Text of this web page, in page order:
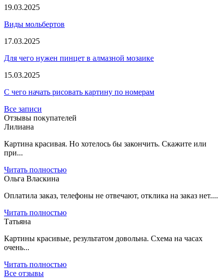
19.03.2025
Виды мольбертов
17.03.2025
Для чего нужен пинцет в алмазной мозаике
15.03.2025
С чего начать рисовать картину по номерам
Все записи
Отзывы покупателей
Лилиана
Картина красивая. Но хотелось бы закончить. Скажите или
при...
Читать полностью
Ольга Власкина
Оплатила заказ, телефоны не отвечают, отклика на заказ нет....
Читать полностью
Татьяна
Картины красивые, результатом довольна. Схема на часах
очень...
Читать полностью
Все отзывы